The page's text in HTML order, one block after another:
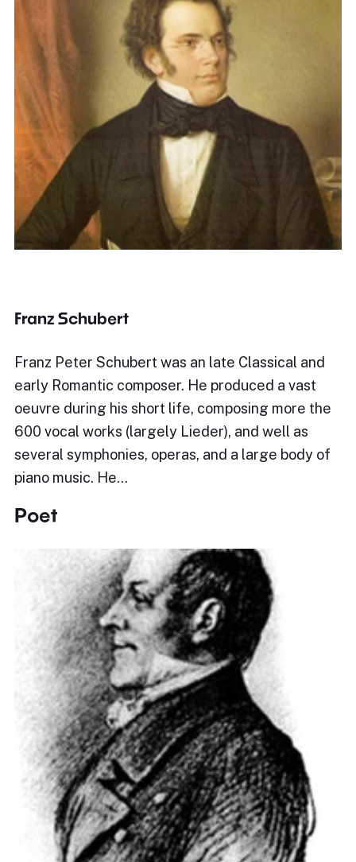
Franz Schubert
Franz Peter Schubert was an late Classical and
early Romantic composer. He produced a vast
oeuvre during his short life, composing more the
600 vocal works (largely Lieder), and well as
several symphonies, operas, and a large body of
piano music. He…
Poet